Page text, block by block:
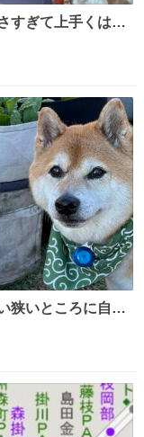
すぎて上手くはめ
でこんなちっさい
狭いところに自ら
デニングしてる飼
った♥️